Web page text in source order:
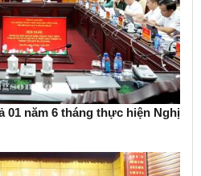
01 năm 6 tháng thực hiện Nghị